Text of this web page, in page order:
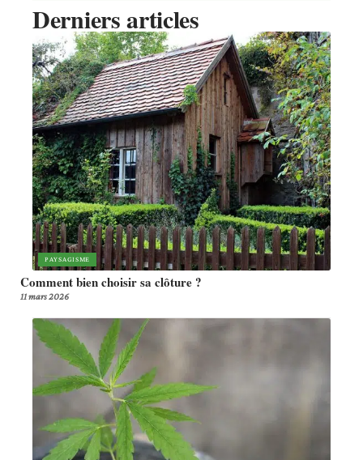
Derniers articles
PAYSAGISME
Comment bien choisir sa clôture ?
11 mars 2026